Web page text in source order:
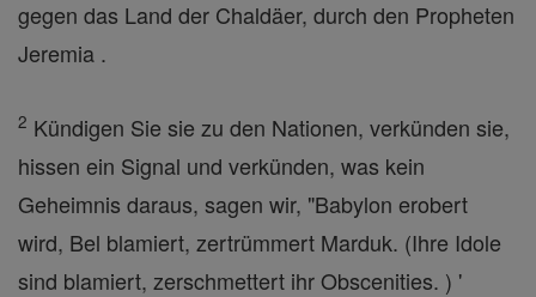
gegen das Land der Chaldäer, durch den Propheten
Jeremia .
2 Kündigen Sie sie zu den Nationen, verkünden sie,
hissen ein Signal und verkünden, was kein
Geheimnis daraus, sagen wir, "Babylon erobert
wird, Bel blamiert, zertrümmert Marduk. (Ihre Idole
sind blamiert, zerschmettert ihr Obscenities. ) '